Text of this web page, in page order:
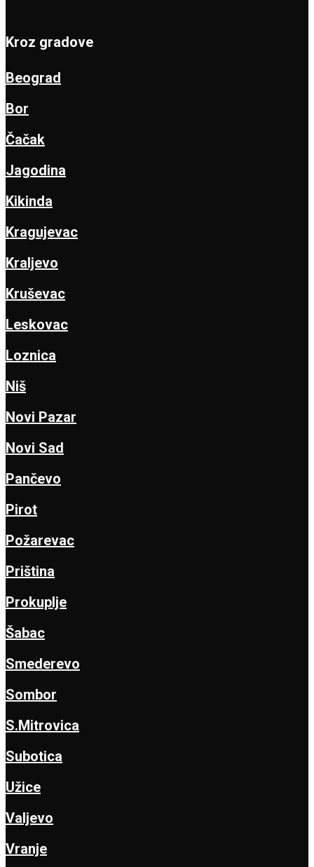
Kroz gradove
Beograd
Bor
Čačak
Jagodina
Kikinda
Kragujevac
Kraljevo
Kruševac
Leskovac
Loznica
Niš
Novi Pazar
Novi Sad
Pančevo
Pirot
Požarevac
Priština
Prokuplje
Šabac
Smederevo
Sombor
S.Mitrovica
Subotica
Užice
Valjevo
Vranje